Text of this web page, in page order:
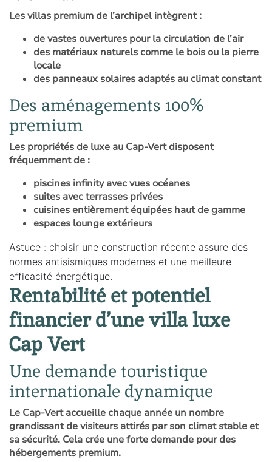
Les villas premium de l’archipel intègrent :
de vastes ouvertures pour la circulation de l’air
des matériaux naturels comme le bois ou la pierre
locale
des panneaux solaires adaptés au climat constant
Des aménagements 100%
premium
Les propriétés de luxe au Cap-Vert disposent
fréquemment de :
piscines infinity avec vues océanes
suites avec terrasses privées
cuisines entièrement équipées haut de gamme
espaces lounge extérieurs
Astuce : choisir une construction récente assure des
normes antisismiques modernes et une meilleure
efficacité énergétique.
Rentabilité et potentiel
financier d’une villa luxe
Cap Vert
Une demande touristique
internationale dynamique
Le Cap-Vert accueille chaque année un nombre
grandissant de visiteurs attirés par son climat stable et
sa sécurité. Cela crée une forte demande pour des
hébergements premium.